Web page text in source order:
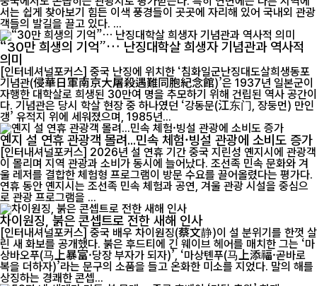
서는 쉽게 찾아보기 힘든 이색 풍경들이 곳곳에 자리해 있어 국내외 관광
객들의 발길을 끌고 있다. ...
“30만 희생의 기억”… 난징대학살 희생자 기념관과 역사적
의미
[인터네셔널포커스] 중국 난징에 위치한 ‘침화일군난징대도살희생동포
기념관(侵華日軍南京大屠殺遇難同胞紀念館)’은 1937년 일본군이
자행한 대학살로 희생된 30만여 명을 추모하기 위해 건립된 역사 공간이
다. 기념관은 당시 학살 현장 중 하나였던 ‘강동문(江东门, 장둥먼) 만인
갱’ 유적지 위에 세워졌으며, 1985년...
옌지 설 연휴 관광객 몰려...민속 체험·빙설 관광에 소비도 증가
[인터내셔널포커스] 2026년 설 연휴 기간 중국 지린성 옌지시에 관광객
이 몰리며 지역 관광과 소비가 동시에 늘어났다. 조선족 민속 문화와 겨
울 레저를 결합한 체험형 프로그램이 방문 수요를 끌어올렸다는 평가다.
연휴 동안 옌지시는 조선족 민속 체험과 공연, 겨울 관광 시설을 중심으
로 관광 프로그램을 ...
차이원징, 붉은 콘셉트로 전한 새해 인사
[인터내셔널포커스] 중국 배우 차이원징(蔡文静)이 설 분위기를 한껏 살
린 새 화보를 공개했다. 붉은 후드티에 긴 웨이브 헤어를 매치한 그는 ‘마
상바오푸(马上暴富·당장 부자가 되자)’, ‘마상톈푸(马上添福·곧바로
복을 더하자)’라는 문구의 소품을 들고 온화한 미소를 지었다. 말의 해를
상징하는 경쾌한 콘셉...